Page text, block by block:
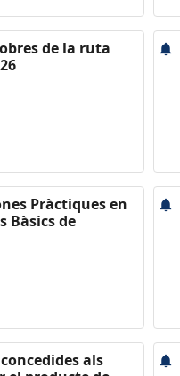
de la ruta
Pràctiques en
Bàsics de
als